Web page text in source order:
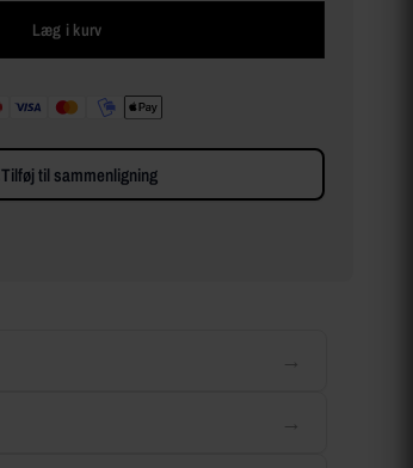
Læg i kurv
Tilføj til sammenligning
→
→